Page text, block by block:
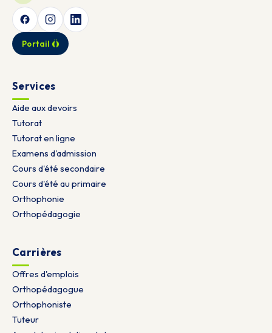
Portail
Services
Aide aux devoirs
Tutorat
Tutorat en ligne
Examens d'admission
Cours d'été secondaire
Cours d'été au primaire
Orthophonie
Orthopédagogie
Carrières
Offres d'emplois
Orthopédagogue
Orthophoniste
Tuteur